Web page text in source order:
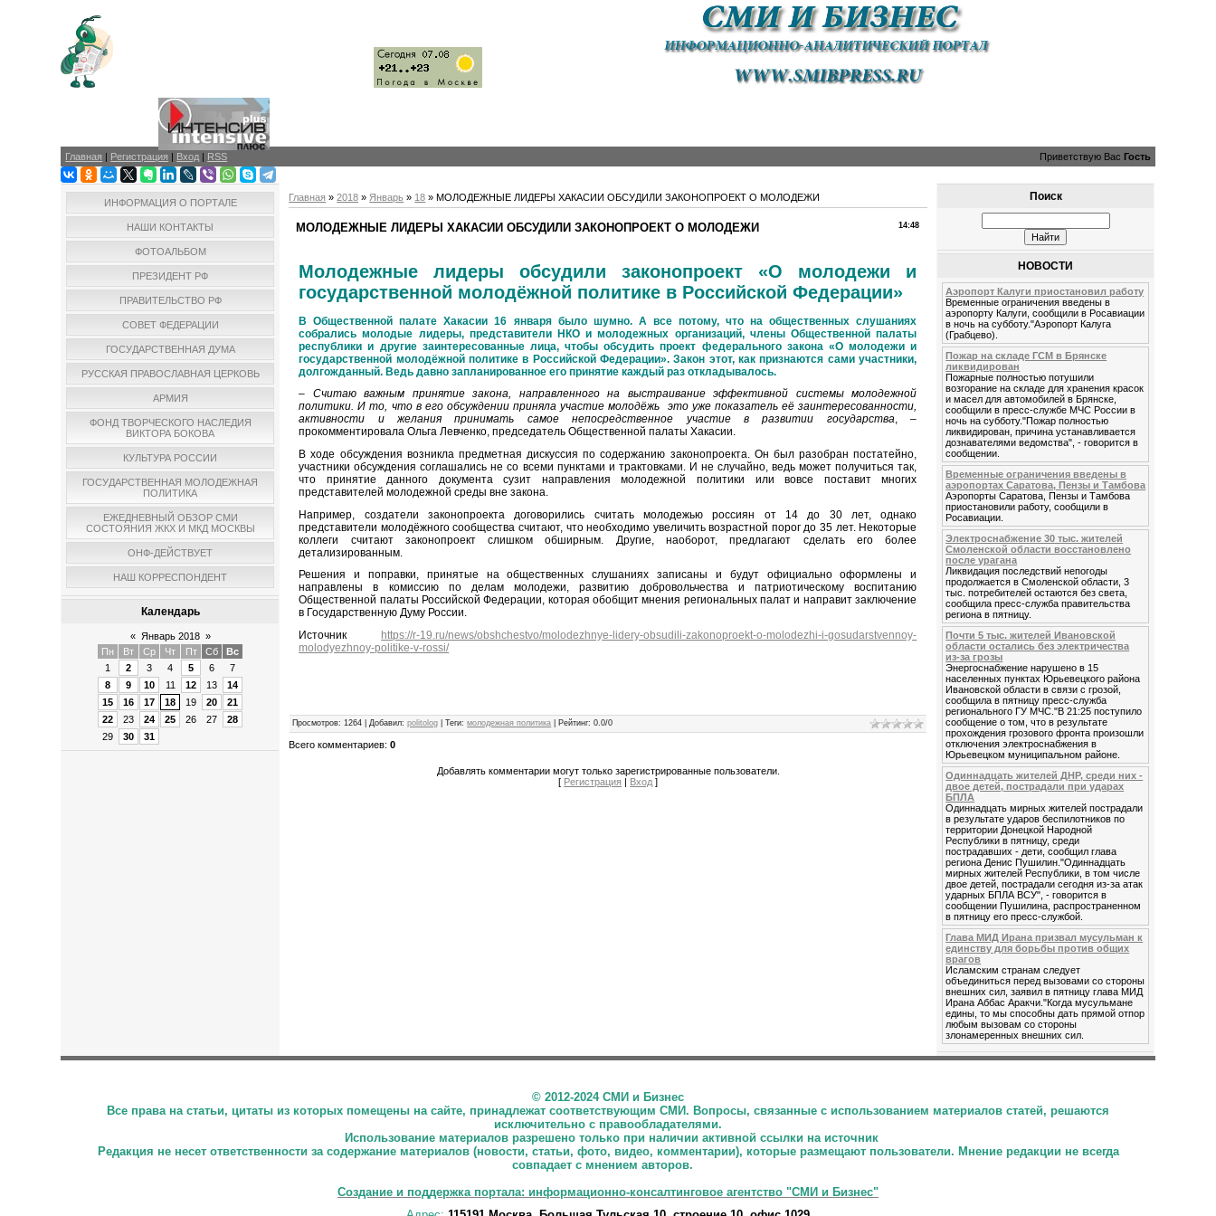
Главная | Регистрация | Вход | RSS Приветствую Вас Гость
ИНФОРМАЦИЯ О ПОРТАЛЕ
НАШИ КОНТАКТЫ
ФОТОАЛЬБОМ
ПРЕЗИДЕНТ РФ
ПРАВИТЕЛЬСТВО РФ
СОВЕТ ФЕДЕРАЦИИ
ГОСУДАРСТВЕННАЯ ДУМА
РУССКАЯ ПРАВОСЛАВНАЯ ЦЕРКОВЬ
АРМИЯ
ФОНД ТВОРЧЕСКОГО НАСЛЕДИЯ
ВИКТОРА БОКОВА
КУЛЬТУРА РОССИИ
ГОСУДАРСТВЕННАЯ МОЛОДЕЖНАЯ
ПОЛИТИКА
ЕЖЕДНЕВНЫЙ ОБЗОР СМИ
СОСТОЯНИЯ ЖКХ И МКД МОСКВЫ
ОНФ-ДЕЙСТВУЕТ
НАШ КОРРЕСПОНДЕНТ
Календарь
« Январь 2018 »
Пн
Вт Ср Чт Пт Сб
Вс
1
2 3 4 5 6
7
8
9 10 11 12 13
14
15
16 17 18 19 20
21
22
23 24 25 26 27
28
29
30 31
Главная »2018 » Январь » 18 » МОЛОДЕЖНЫЕ ЛИДЕРЫ ХАКАСИИ ОБСУДИЛИ ЗАКОНОПРОЕКТ О МОЛОДЕЖИ
14:48
МОЛОДЕЖНЫЕ ЛИДЕРЫ ХАКАСИИ ОБСУДИЛИ ЗАКОНОПРОЕКТ О МОЛОДЕЖИ
Молодежные лидеры обсудили законопроект «О молодежи и
государственной молодёжной политике в Российской Федерации»
В Общественной палате Хакасии 16 января было шумно. А все потому, что на общественных слушаниях
собрались молодые лидеры, представители НКО и молодежных организаций, члены Общественной палаты
республики и другие заинтересованные лица, чтобы обсудить проект федерального закона «О молодежи и
государственной молодёжной политике в Российской Федерации». Закон этот, как признаются сами участники,
долгожданный. Ведь давно запланированное его принятие каждый раз откладывалось.
– Считаю важным принятие закона, направленного на выстраивание эффективной системы молодежной
политики. И то, что в его обсуждении приняла участие молодёжь ­ это уже показатель её заинтересованности,
активности и желания принимать самое непосредственное участие в развитии государства, –
прокомментировала Ольга Левченко, председатель Общественной палаты Хакасии.
В ходе обсуждения возникла предметная дискуссия по содержанию законопроекта. Он был разобран постатейно,
участники обсуждения соглашались не со всеми пунктами и трактовками. И не случайно, ведь может получиться так,
что принятие данного документа сузит направления молодежной политики или вовсе поставит многих
представителей молодежной среды вне закона.
Например, создатели законопроекта договорились считать молодежью россиян от 14 до 30 лет, однако
представители молодёжного сообщества считают, что необходимо увеличить возрастной порог до 35 лет. Некоторые
коллеги считают законопроект слишком обширным. Другие, наоборот, предлагают сделать его более
детализированным.
Решения и поправки, принятые на общественных слушаниях записаны и будут официально оформлены и
направлены в комиссию по делам молодежи, развитию добровольчества и патриотическому воспитанию
Общественной палаты Российской Федерации, которая обобщит мнения региональных палат и направит заключение
в Государственную Думу России.
Источник
https://r-19.ru/news/obshchestvo/molodezhnye-lidery-obsudili-zakonoproekt-o-molodezhi-i-gosudarstvennoy-
molodyezhnoy-politike-v-rossi/
Просмотров: 1264 Добавил: politolog |Теги: молодежная политика Рейтинг: 0.0/0
Всего комментариев:0
Добавлять комментарии могут только зарегистрированные пользователи.
[ Регистрация | Вход ]
Поиск
НОВОСТИ
Аэропорт Калуги приостановил работу
Временные ограничения введены в
аэропорту Калуги, сообщили в Росавиации
в ночь на субботу."Аэропорт Калуга
(Грабцево).
Пожар на складе ГСМ в Брянске
ликвидирован
Пожарные полностью потушили
возгорание на складе для хранения красок
и масел для автомобилей в Брянске,
сообщили в пресс-службе МЧС России в
ночь на субботу."Пожар полностью
ликвидирован, причина устанавливается
дознавателями ведомства", - говорится в
сообщении.
Временные ограничения введены в
аэропортах Саратова, Пензы и Тамбова
Аэропорты Саратова, Пензы и Тамбова
приостановили работу, сообщили в
Росавиации.
Электроснабжение 30 тыс. жителей
Смоленской области восстановлено
после урагана
Ликвидация последствий непогоды
продолжается в Смоленской области, 3
тыс. потребителей остаются без света,
сообщила пресс-служба правительства
региона в пятницу.
Почти 5 тыс. жителей Ивановской
области остались без электричества
из-за грозы
Энергоснабжение нарушено в 15
населенных пунктах Юрьевецкого района
Ивановской области в связи с грозой,
сообщила в пятницу пресс-служба
регионального ГУ МЧС."В 21:25 поступило
сообщение о том, что в результате
прохождения грозового фронта произошли
отключения электроснабжения в
Юрьевецком муниципальном районе.
Одиннадцать жителей ДНР, среди них -
двое детей, пострадали при ударах
БПЛА
Одиннадцать мирных жителей пострадали
в результате ударов беспилотников по
территории Донецкой Народной
Республики в пятницу, среди
пострадавших - дети, сообщил глава
региона Денис Пушилин."Одиннадцать
мирных жителей Республики, в том числе
двое детей, пострадали сегодня из-за атак
ударных БПЛА ВСУ", - говорится в
сообщении Пушилина, распространенном
в пятницу его пресс-службой.
Глава МИД Ирана призвал мусульман к
единству для борьбы против общих
врагов
Исламским странам следует
объединиться перед вызовами со стороны
внешних сил, заявил в пятницу глава МИД
Ирана Аббас Аракчи."Когда мусульмане
едины, то мы способны дать прямой отпор
любым вызовам со стороны
злонамеренных внешних сил.
© 2012-2024 СМИ и Бизнес
Все права на статьи, цитаты из которых помещены на сайте, принадлежат соответствующим СМИ. Вопросы, связанные с использованием материалов статей, решаются
исключительно с правообладателями.
Использование материалов разрешено только при наличии активной ссылки на источник
Редакция не несет ответственности за содержание материалов (новости, статьи, фото, видео, комментарии), которые размещают пользователи. Мнение редакции не всегда
совпадает с мнением авторов.
Создание и поддержка портала: информационно-консалтинговое агентство "СМИ и Бизнес"